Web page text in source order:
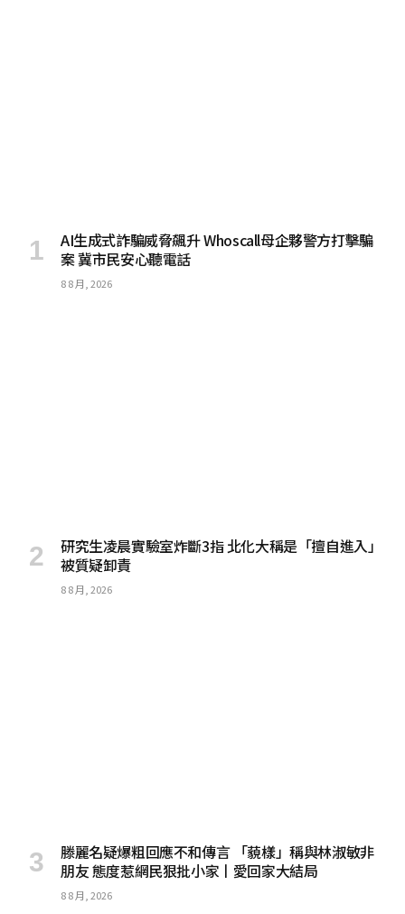
AI生成式詐騙威脅飆升 Whoscall母企夥警方打擊騙
案 冀市民安心聽電話
8 8 月, 2026
研究生凌晨實驗室炸斷3指 北化大稱是「擅自進入」
被質疑卸責
8 8 月, 2026
滕麗名疑爆粗回應不和傳言 「藐樣」稱與林淑敏非
朋友 態度惹網民狠批小家丨愛回家大結局
8 8 月, 2026